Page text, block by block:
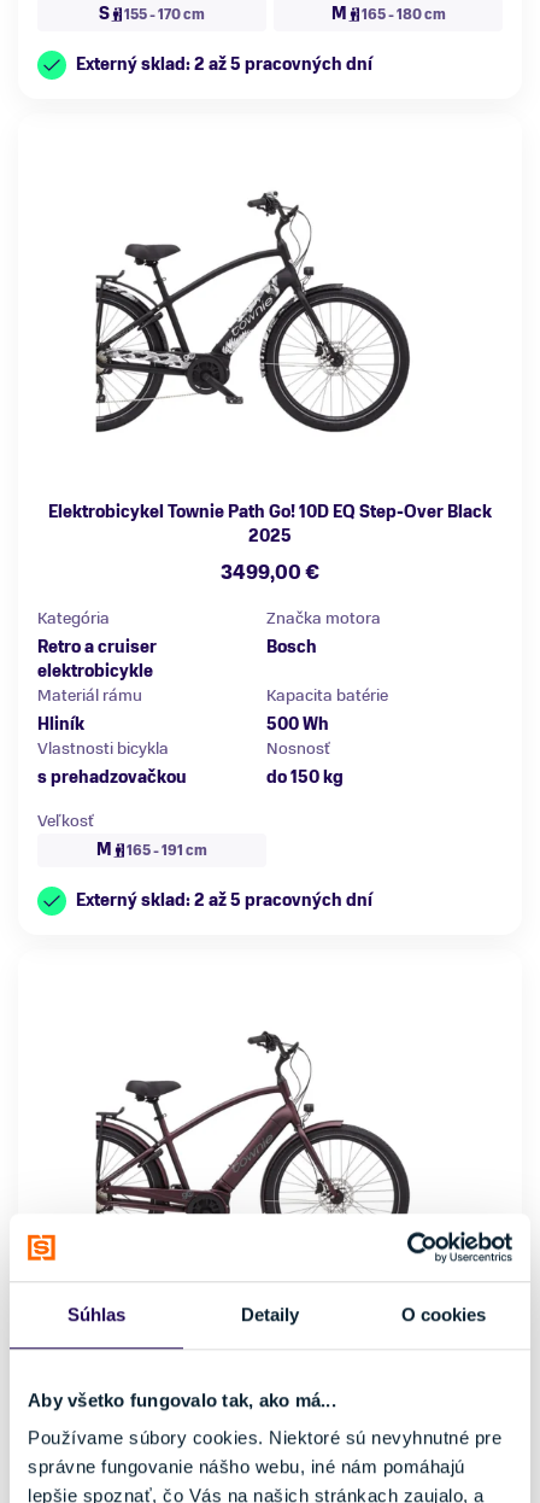
Súhlas Detaily O cookies
Aby všetko fungovalo tak, ako má...
Používame súbory cookies. Niektoré sú nevyhnutné pre
správne fungovanie nášho webu, iné nám pomáhajú
lepšie spoznať, čo Vás na našich stránkach zaujalo, a
S
155 - 170 cm M 165 - 180 cm
Externý sklad: 2 až 5 pracovných dní
Elektrobicykel Townie Path Go! 10D EQ Step-Over Black
2025
3499,00 €
Kategória
Retro a cruiser
elektrobicykle
Značka motora
Bosch
Materiál rámu
Hliník
Kapacita batérie
500 Wh
Vlastnosti bicykla
s prehadzovačkou
Nosnosť
do 150 kg
Veľkosť
M
165 - 191 cm
Externý sklad: 2 až 5 pracovných dní
Elektrobicykel Electra Townie Path Go! 10D EQ Step-Over
-60 %
3499,00 €
1399,00 €
Kategória
Retro a cruiser
Značka motora
Bosch